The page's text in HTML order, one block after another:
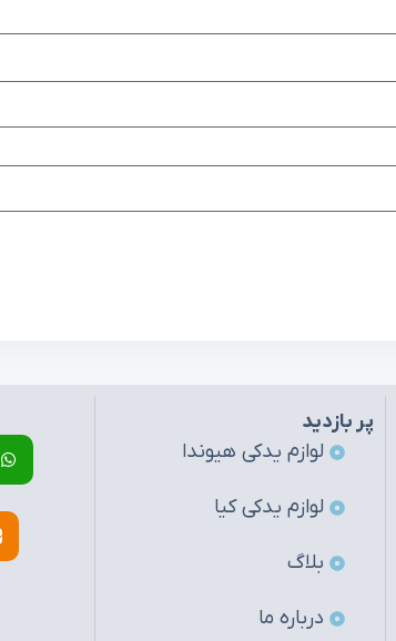
پر بازدید
لوازم یدکی هیوندا
لوازم یدکی کیا
بلاگ
درباره ما